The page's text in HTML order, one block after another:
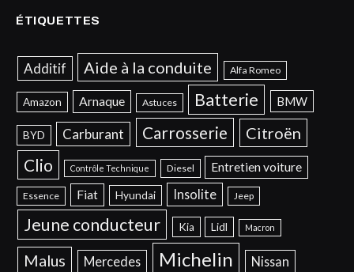
ÉTIQUETTES
Additif Aide à la conduite Alfa Romeo
Amazon Arnaque Astuces Batterie BMW
BYD Carburant Carrosserie Citroën
Clio Contrôle Technique Diesel Entretien voiture
Essence Fiat Hyundai Insolite Jeep
Jeune conducteur Kia Lidl Macron
Malus Mercedes Michelin Nissan